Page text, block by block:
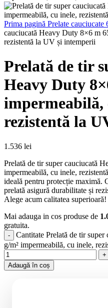
Prima pagină Prelate cauciucate
cauciucată Heavy Duty 8×6 m
rezistentă la UV și intemperii
Prelată de tir
Heavy Duty
impermeabilă,
rezistentă la
1.536 lei
Prelată de tir super cauciucată
impermeabilă, cu inele,
ideală pentru protecție maximă.
prelată asigură durabilitate și
Alege acum calitatea superioară!
Mai adauga in cos produse de
gratuita.
Cantitate Prelată de tir
g/m² impermeabilă, cu inele,
Adaugă în coș